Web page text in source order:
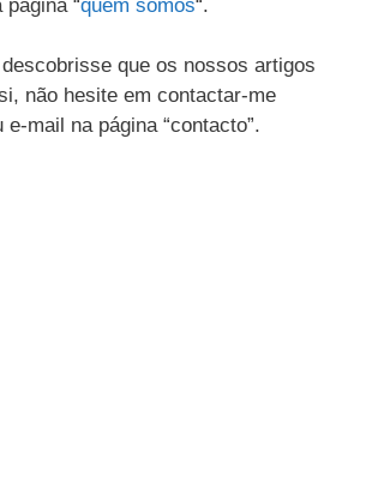
“quem somos“.
que os nossos artigos
não hesite em contactar-me
mail na página “contacto”.